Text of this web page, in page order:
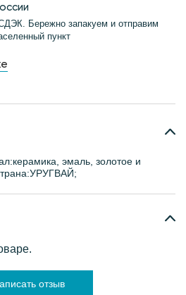
Бережно запакуем и отправим
пункт
эмаль, золотое и
отзыв